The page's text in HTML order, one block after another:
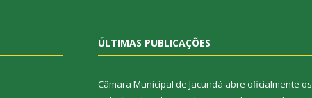
ÚLTIMAS PUBLICAÇÕES
Câmara Municipal de Jacundá abre oficialmente os